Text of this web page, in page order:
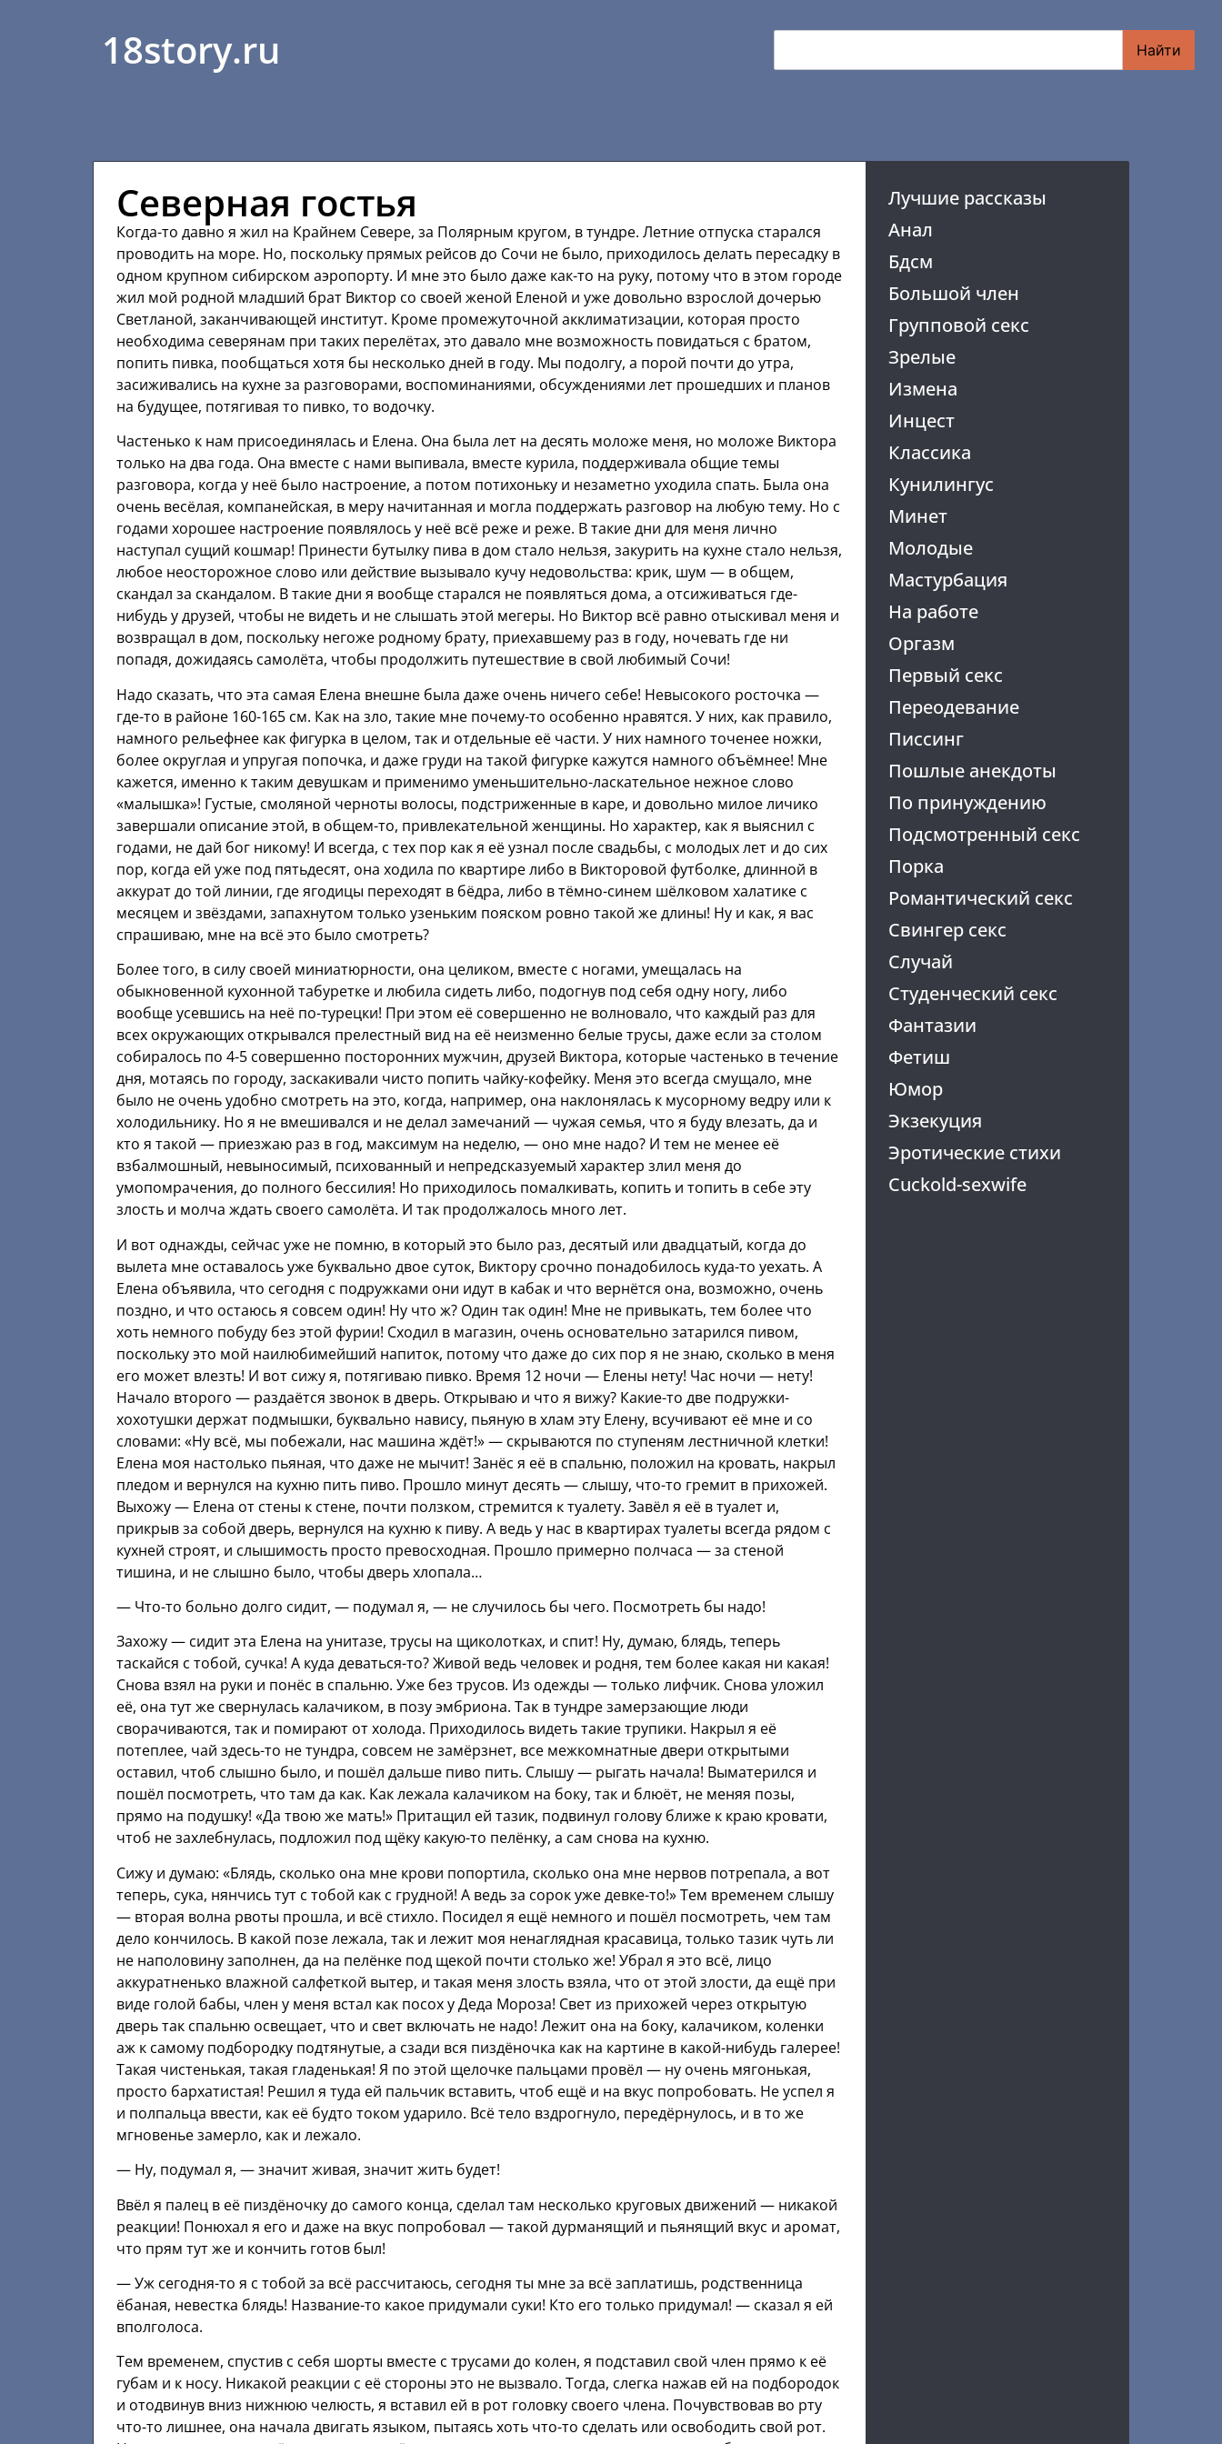
18story.ru Найти
Лучшие рассказы
Анал
Бдсм
Большой член
Групповой секс
Зрелые
Измена
Инцест
Классика
Кунилингус
Минет
Молодые
Мастурбация
На работе
Оргазм
Первый секс
Переодевание
Писсинг
Пошлые анекдоты
По принуждению
Подсмотренный секс
Порка
Романтический секс
Свингер секс
Случай
Студенческий секс
Фантазии
Фетиш
Юмор
Экзекуция
Эротические стихи
Cuckold-sexwife
Северная гостья
Когда-то давно я жил на Крайнем Севере, за Полярным кругом, в тундре. Летние отпуска старался
проводить на море. Но, поскольку прямых рейсов до Сочи не было, приходилось делать пересадку в
одном крупном сибирском аэропорту. И мне это было даже как-то на руку, потому что в этом городе
жил мой родной младший брат Виктор со своей женой Еленой и уже довольно взрослой дочерью
Светланой, заканчивающей институт. Кроме промежуточной акклиматизации, которая просто
необходима северянам при таких перелётах, это давало мне возможность повидаться с братом,
попить пивка, пообщаться хотя бы несколько дней в году. Мы подолгу, а порой почти до утра,
засиживались на кухне за разговорами, воспоминаниями, обсуждениями лет прошедших и планов
на будущее, потягивая то пивко, то водочку.
Частенько к нам присоединялась и Елена. Она была лет на десять моложе меня, но моложе Виктора
только на два года. Она вместе с нами выпивала, вместе курила, поддерживала общие темы
разговора, когда у неё было настроение, а потом потихоньку и незаметно уходила спать. Была она
очень весёлая, компанейская, в меру начитанная и могла поддержать разговор на любую тему. Но с
годами хорошее настроение появлялось у неё всё реже и реже. В такие дни для меня лично
наступал сущий кошмар! Принести бутылку пива в дом стало нельзя, закурить на кухне стало нельзя,
любое неосторожное слово или действие вызывало кучу недовольства: крик, шум — в общем,
скандал за скандалом. В такие дни я вообще старался не появляться дома, а отсиживаться где-
нибудь у друзей, чтобы не видеть и не слышать этой мегеры. Но Виктор всё равно отыскивал меня и
возвращал в дом, поскольку негоже родному брату, приехавшему раз в году, ночевать где ни
попадя, дожидаясь самолёта, чтобы продолжить путешествие в свой любимый Сочи!
Надо сказать, что эта самая Елена внешне была даже очень ничего себе! Невысокого росточка —
где-то в районе 160-165 см. Как на зло, такие мне почему-то особенно нравятся. У них, как правило,
намного рельефнее как фигурка в целом, так и отдельные её части. У них намного точенее ножки,
более округлая и упругая попочка, и даже груди на такой фигурке кажутся намного объёмнее! Мне
кажется, именно к таким девушкам и применимо уменьшительно-ласкательное нежное слово
«малышка»! Густые, смоляной черноты волосы, подстриженные в каре, и довольно милое личико
завершали описание этой, в общем-то, привлекательной женщины. Но характер, как я выяснил с
годами, не дай бог никому! И всегда, с тех пор как я её узнал после свадьбы, с молодых лет и до сих
пор, когда ей уже под пятьдесят, она ходила по квартире либо в Викторовой футболке, длинной в
аккурат до той линии, где ягодицы переходят в бёдра, либо в тёмно-синем шёлковом халатике с
месяцем и звёздами, запахнутом только узеньким пояском ровно такой же длины! Ну и как, я вас
спрашиваю, мне на всё это было смотреть?
Более того, в силу своей миниатюрности, она целиком, вместе с ногами, умещалась на
обыкновенной кухонной табуретке и любила сидеть либо, подогнув под себя одну ногу, либо
вообще усевшись на неё по-турецки! При этом её совершенно не волновало, что каждый раз для
всех окружающих открывался прелестный вид на её неизменно белые трусы, даже если за столом
собиралось по 4-5 совершенно посторонних мужчин, друзей Виктора, которые частенько в течение
дня, мотаясь по городу, заскакивали чисто попить чайку-кофейку. Меня это всегда смущало, мне
было не очень удобно смотреть на это, когда, например, она наклонялась к мусорному ведру или к
холодильнику. Но я не вмешивался и не делал замечаний — чужая семья, что я буду влезать, да и
кто я такой — приезжаю раз в год, максимум на неделю, — оно мне надо? И тем не менее её
взбалмошный, невыносимый, психованный и непредсказуемый характер злил меня до
умопомрачения, до полного бессилия! Но приходилось помалкивать, копить и топить в себе эту
злость и молча ждать своего самолёта. И так продолжалось много лет.
И вот однажды, сейчас уже не помню, в который это было раз, десятый или двадцатый, когда до
вылета мне оставалось уже буквально двое суток, Виктору срочно понадобилось куда-то уехать. А
Елена объявила, что сегодня с подружками они идут в кабак и что вернётся она, возможно, очень
поздно, и что остаюсь я совсем один! Ну что ж? Один так один! Мне не привыкать, тем более что
хоть немного побуду без этой фурии! Сходил в магазин, очень основательно затарился пивом,
поскольку это мой наилюбимейший напиток, потому что даже до сих пор я не знаю, сколько в меня
его может влезть! И вот сижу я, потягиваю пивко. Время 12 ночи — Елены нету! Час ночи — нету!
Начало второго — раздаётся звонок в дверь. Открываю и что я вижу? Какие-то две подружки-
хохотушки держат подмышки, буквально навису, пьяную в хлам эту Елену, всучивают её мне и со
словами: «Ну всё, мы побежали, нас машина ждёт!» — скрываются по ступеням лестничной клетки!
Елена моя настолько пьяная, что даже не мычит! Занёс я её в спальню, положил на кровать, накрыл
пледом и вернулся на кухню пить пиво. Прошло минут десять — слышу, что-то гремит в прихожей.
Выхожу — Елена от стены к стене, почти ползком, стремится к туалету. Завёл я её в туалет и,
прикрыв за собой дверь, вернулся на кухню к пиву. А ведь у нас в квартирах туалеты всегда рядом с
кухней строят, и слышимость просто превосходная. Прошло примерно полчаса — за стеной
тишина, и не слышно было, чтобы дверь хлопала…
— Что-то больно долго сидит, — подумал я, — не случилось бы чего. Посмотреть бы надо!
Захожу — сидит эта Елена на унитазе, трусы на щиколотках, и спит! Ну, думаю, блядь, теперь
таскайся с тобой, сучка! А куда деваться-то? Живой ведь человек и родня, тем более какая ни какая!
Снова взял на руки и понёс в спальню. Уже без трусов. Из одежды — только лифчик. Снова уложил
её, она тут же свернулась калачиком, в позу эмбриона. Так в тундре замерзающие люди
сворачиваются, так и помирают от холода. Приходилось видеть такие трупики. Накрыл я её
потеплее, чай здесь-то не тундра, совсем не замёрзнет, все межкомнатные двери открытыми
оставил, чтоб слышно было, и пошёл дальше пиво пить. Слышу — рыгать начала! Выматерился и
пошёл посмотреть, что там да как. Как лежала калачиком на боку, так и блюёт, не меняя позы,
прямо на подушку! «Да твою же мать!» Притащил ей тазик, подвинул голову ближе к краю кровати,
чтоб не захлебнулась, подложил под щёку какую-то пелёнку, а сам снова на кухню.
Сижу и думаю: «Блядь, сколько она мне крови попортила, сколько она мне нервов потрепала, а вот
теперь, сука, нянчись тут с тобой как с грудной! А ведь за сорок уже девке-то!» Тем временем слышу
— вторая волна рвоты прошла, и всё стихло. Посидел я ещё немного и пошёл посмотреть, чем там
дело кончилось. В какой позе лежала, так и лежит моя ненаглядная красавица, только тазик чуть ли
не наполовину заполнен, да на пелёнке под щекой почти столько же! Убрал я это всё, лицо
аккуратненько влажной салфеткой вытер, и такая меня злость взяла, что от этой злости, да ещё при
виде голой бабы, член у меня встал как посох у Деда Мороза! Свет из прихожей через открытую
дверь так спальню освещает, что и свет включать не надо! Лежит она на боку, калачиком, коленки
аж к самому подбородку подтянутые, а сзади вся пиздёночка как на картине в какой-нибудь галерее!
Такая чистенькая, такая гладенькая! Я по этой щелочке пальцами провёл — ну очень мягонькая,
просто бархатистая! Решил я туда ей пальчик вставить, чтоб ещё и на вкус попробовать. Не успел я
и полпальца ввести, как её будто током ударило. Всё тело вздрогнуло, передёрнулось, и в то же
мгновенье замерло, как и лежало.
— Ну, подумал я, — значит живая, значит жить будет!
Ввёл я палец в её пиздёночку до самого конца, сделал там несколько круговых движений — никакой
реакции! Понюхал я его и даже на вкус попробовал — такой дурманящий и пьянящий вкус и аромат,
что прям тут же и кончить готов был!
— Уж сегодня-то я с тобой за всё рассчитаюсь, сегодня ты мне за всё заплатишь, родственница
ёбаная, невестка блядь! Название-то какое придумали суки! Кто его только придумал! — сказал я ей
вполголоса.
Тем временем, спустив с себя шорты вместе с трусами до колен, я подставил свой член прямо к её
губам и к носу. Никакой реакции с её стороны это не вызвало. Тогда, слегка нажав ей на подбородок
и отодвинув вниз нижнюю челюсть, я вставил ей в рот головку своего члена. Почувствовав во рту
что-то лишнее, она начала двигать языком, пытаясь хоть что-то сделать или освободить свой рот.